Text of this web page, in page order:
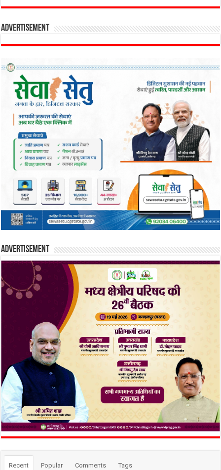
Advertisement
Advertisement
Recent Popular Comments Tags